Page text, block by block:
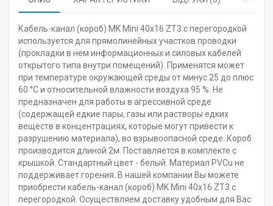
Кабель-канал (короб) MK Mini 40х16 ZT3 с перегородкой
используется для прямолинейных участков проводки
(прокладки в нем информационных и силовых кабелей
открытого типа внутри помещений). Применятся может
при температуре окружающей среды от минус 25 до плюс
60 °С и относительной влажности воздуха 95 %. Не
предназначен для работы в агрессивной среде
(содержащей едкие пары, газы или растворы едких
веществ в концентрациях, которые могут привести к
разрушению материала), во взрывоопасной среде. Короб
производится длиной 2м. Поставляется в комплекте с
крышкой. Стандартный цвет - белый. Материал PVCu не
поддерживает горения. В нашей компании Вы можете
приобрести кабель-канал (короб) MK Mini 40х16 ZT3 с
перегородкой. Осуществляем доставку удобным для Вас